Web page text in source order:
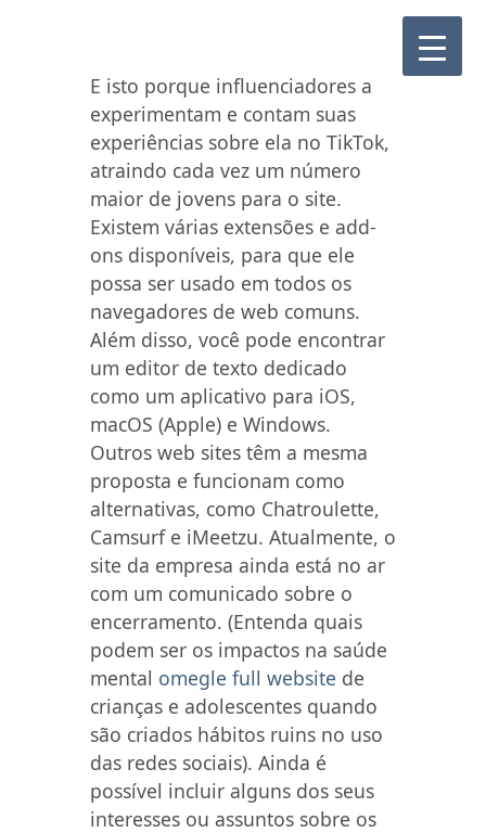
E isto porque influenciadores a
experimentam e contam suas
experiências sobre ela no TikTok,
atraindo cada vez um número
maior de jovens para o site.
Existem várias extensões e add-
ons disponíveis, para que ele
possa ser usado em todos os
navegadores de web comuns.
Além disso, você pode encontrar
um editor de texto dedicado
como um aplicativo para iOS,
macOS (Apple) e Windows.
Outros web sites têm a mesma
proposta e funcionam como
alternativas, como Chatroulette,
Camsurf e iMeetzu. Atualmente, o
site da empresa ainda está no ar
com um comunicado sobre o
encerramento. (Entenda quais
podem ser os impactos na saúde
mental omegle full website de
crianças e adolescentes quando
são criados hábitos ruins no uso
das redes sociais). Ainda é
possível incluir alguns dos seus
interesses ou assuntos sobre os